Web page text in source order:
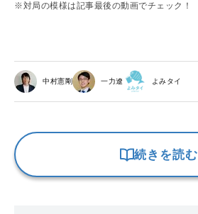
※対局の模様は記事最後の動画でチェック！
中村憲剛 一力遼 よみタイ
続きを読む